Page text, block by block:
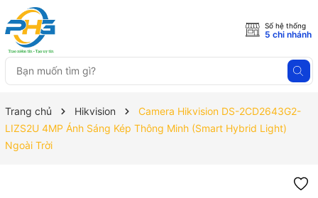
Số hệ thống
5 chi nhánh
Trang chủ Hikvision
Camera Hikvision DS-2CD2643G2-
LIZS2U 4MP Ánh Sáng Kép Thông Minh (Smart Hybrid Light)
Ngoài Trời